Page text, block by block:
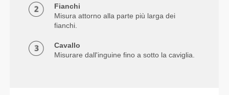
Fianchi
Misura attorno alla parte più larga dei
fianchi.
Cavallo
Misurare dall'inguine fino a sotto la caviglia.